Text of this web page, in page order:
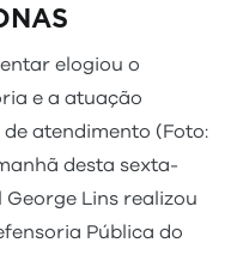
elogiou o
e a atuação
atendimento (Foto:
desta sexta-
George Lins realizou
Pública do